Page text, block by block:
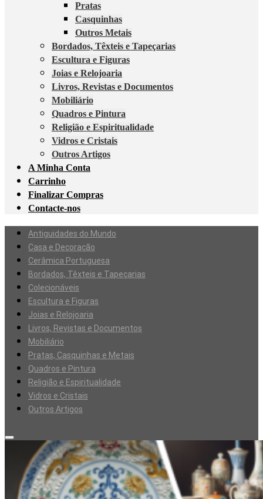
Pratas
Casquinhas
Outros Metais
Bordados, Têxteis e Tapeçarias
Escultura e Figuras
Joias e Relojoaria
Livros, Revistas e Documentos
Mobiliário
Quadros e Pintura
Religião e Espiritualidade
Vidros e Cristais
Outros Artigos
A Minha Conta
Carrinho
Finalizar Compras
Contacte-nos
Antiguidades do Mundo
Casa e Decoração
Cerâmica Portuguesa
Bordados, Têxteis e Tapeçarias
Colecionáveis
Escultura e Figuras
Joias e Relojoaria
Livros, Revistas e Documentos
Mobiliário
Pratas, Casquinhas e Metais
Quadros e Pintura
Religião e Espiritualidade
Vidros e Cristais
Outros Artigos